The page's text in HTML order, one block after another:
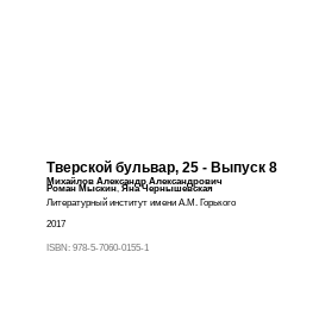
Тверской бульвар, 25 - Выпуск 8
Михайлов Александр Александрович
Роман Мыскин, Яна Чернышевская
Литературный институт имени А.М. Горького
2017
ISBN: 978-5-7060-0155-1